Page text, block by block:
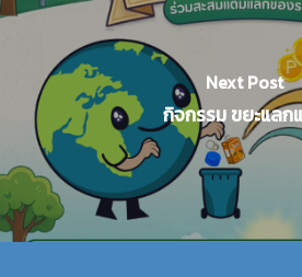
Next Post
กิจกรรม ขยะแลก